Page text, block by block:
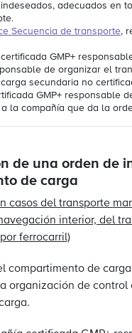
adecuados en
Secuencia de transporte,
GMP+
de organizar el
secundaria no
GMP+ responsable
la compañía que da la
de una orden de
de carga
casos del transporte
interior, del
ferrocarril)
compartimento de
organización de control